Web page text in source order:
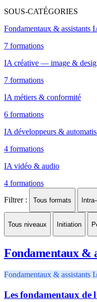
SOUS-CATÉGORIES
Fondamentaux & assistants
7 formations
IA créative — image &
7 formations
IA métiers & conformité
6 formations
IA développeurs &
4 formations
IA vidéo & audio
4 formations
Filtrer :
Tous formats
Tous niveaux Initiation
Fondamentaux &
Fondamentaux & assistants
Les fondamentaux de